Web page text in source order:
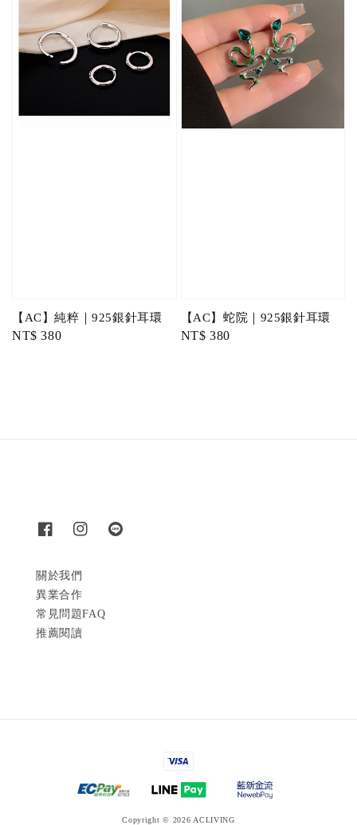
【AC】純粹｜925銀針耳環
Regular
NT$ 380
【AC】蛇院｜925銀針耳環
Regular
NT$ 380
關於我們
異業合作
常見問題FAQ
推薦閱讀
Copyright © 2026 ACLIVING